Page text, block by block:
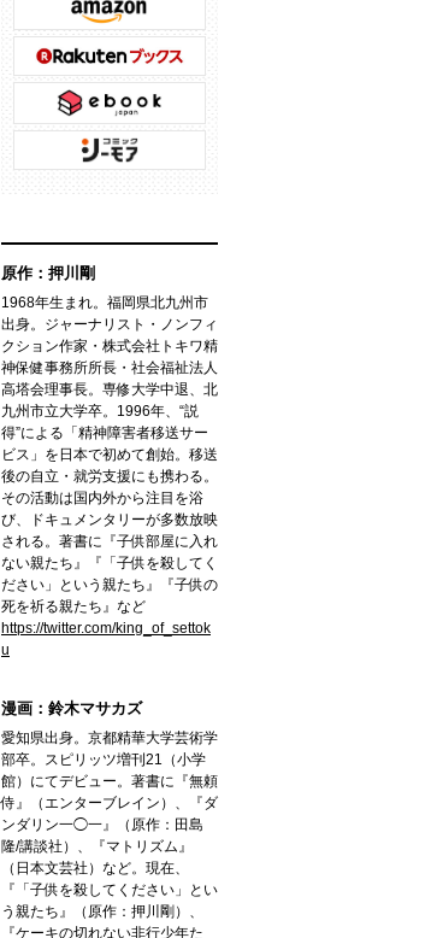
原作：押川剛
1968年生まれ。福岡県北九州市
出身。ジャーナリスト・ノンフィ
クション作家・株式会社トキワ精
神保健事務所所長・社会福祉法人
高塔会理事長。専修大学中退、北
九州市立大学卒。1996年、“説
得”による「精神障害者移送サー
ビス」を日本で初めて創始。移送
後の自立・就労支援にも携わる。
その活動は国内外から注目を浴
び、ドキュメンタリーが多数放映
される。著書に『子供部屋に入れ
ない親たち』『「子供を殺してく
ださい」という親たち』『子供の
死を祈る親たち』など
https://twitter.com/king_of_settok
u
漫画：鈴木マサカズ
愛知県出身。京都精華大学芸術学
部卒。スピリッツ増刊21（小学
館）にてデビュー。著書に『無頼
侍』（エンターブレイン）、『ダ
ンダリン一◯一』（原作：田島
隆/講談社）、『マトリズム』
（日本文芸社）など。現在、
『「子供を殺してください」とい
う親たち』（原作：押川剛）、
『ケーキの切れない非行少年た